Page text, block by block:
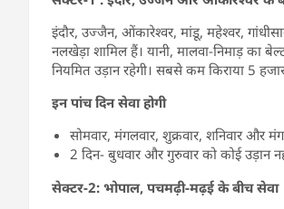
इंदौर, उज्जैन, ओंकारेश्वर, मांडू, महेश्वर,
नलखेड़ा शामिल हैं। यानी, मालवा-निमाड़ का
नियमित उड़ान रहेगी। सबसे कम किराया 5
इन पांच दिन सेवा होगी
सोमवार, मंगलवार, शुक्रवार, शनिवार और
2 दिन- बुधवार और गुरुवार को कोई उड़ान
सेक्टर-2: भोपाल, पचमढ़ी-मढ़ई के बीच सेवा